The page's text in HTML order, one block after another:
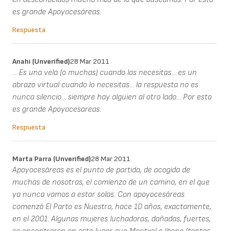
es grande Apoyocesáreas.
Respuesta
Anahi (unverified)28 Mar 2011
... Es una vela (o muchas) cuando las necesitas... es un
abrazo virtual cuando lo necesitas... la respuesta no es
nunca silencio... siempre hay alguien al otro lado... Por esto
es grande Apoyocesareas.
Respuesta
Marta Parra (unverified)28 Mar 2011
Apoyocesáreas es el punto de partida, de acogida de
muchas de nosotras, el comienzo de un camino, en el que
ya nunca vamos a estar solas. Con apoyocesáreas
comenzó El Parto es Nuestro, hace 10 años, exactamente,
en el 2001. Algunas mujeres luchadoras, dañadas, fuertes,